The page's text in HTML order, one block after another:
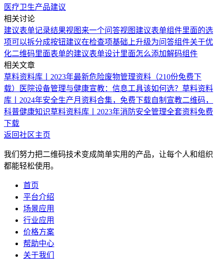
医疗卫生产品建议
相关讨论
建议表单记录结果视图来一个问答视图 建议表单组件里面的选
项可以拆分成按钮建议在检查项基础上升级为问答组件关于优
化二维码里面表单的建议表单设计里面怎么添加解码组件
相关文章
草料资料库丨2023年最新危险废物管理资料（210份免费下
载）
医院设备管理与健康宣教：信息工具该如何选？ 草料资料
库丨2024年安全生产月资料合集，免费下载自制宣教二维码，
科普健康知识草料资料库丨2023年消防安全管理全套资料免费
下载
返回社区主页
我们努力把二维码技术变成简单实用的产品，让每个人和组织
都能轻松使用。
首页
平台介绍
场景应用
行业应用
价格方案
帮助中心
关于我们